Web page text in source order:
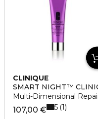
CLINIQUE
SMART NIGHT™
Multi-Dimensional
107,00 € 5 1